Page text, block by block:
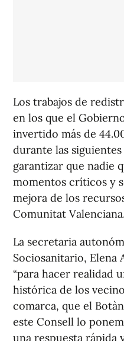
Los trabajos de
en los que el
invertido más de
durante las
garantizar que nadie
momentos críticos y
mejora de los
Comunitat
La secretaria
Sociosanitario, Elena
“para hacer realidad
histórica de los
comarca, que el
este Consell lo
una respuesta rápida